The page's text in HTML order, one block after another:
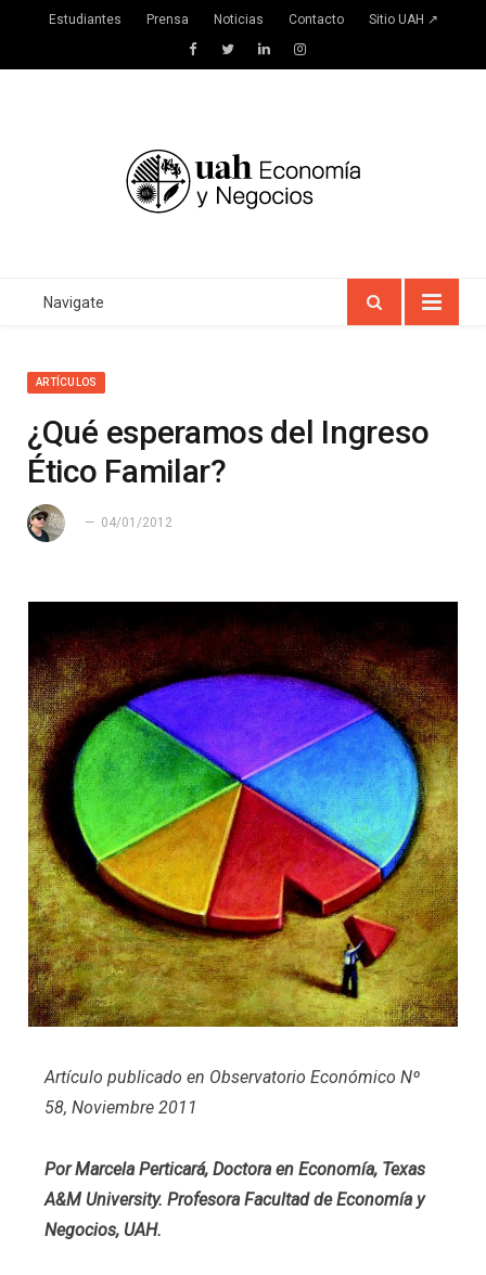
Estudiantes Prensa Noticias Contacto Sitio UAH ↗
FacebookTwitterLinkedInInstagram
Navigate
ARTÍCULOS
¿Qué esperamos del Ingreso
Ético Familar?
04/01/2012
Artículo publicado en Observatorio Económico Nº
58, Noviembre 2011
Por Marcela Perticará, Doctora en Economía, Texas
A&M University. Profesora Facultad de Economía y
Negocios, UAH.